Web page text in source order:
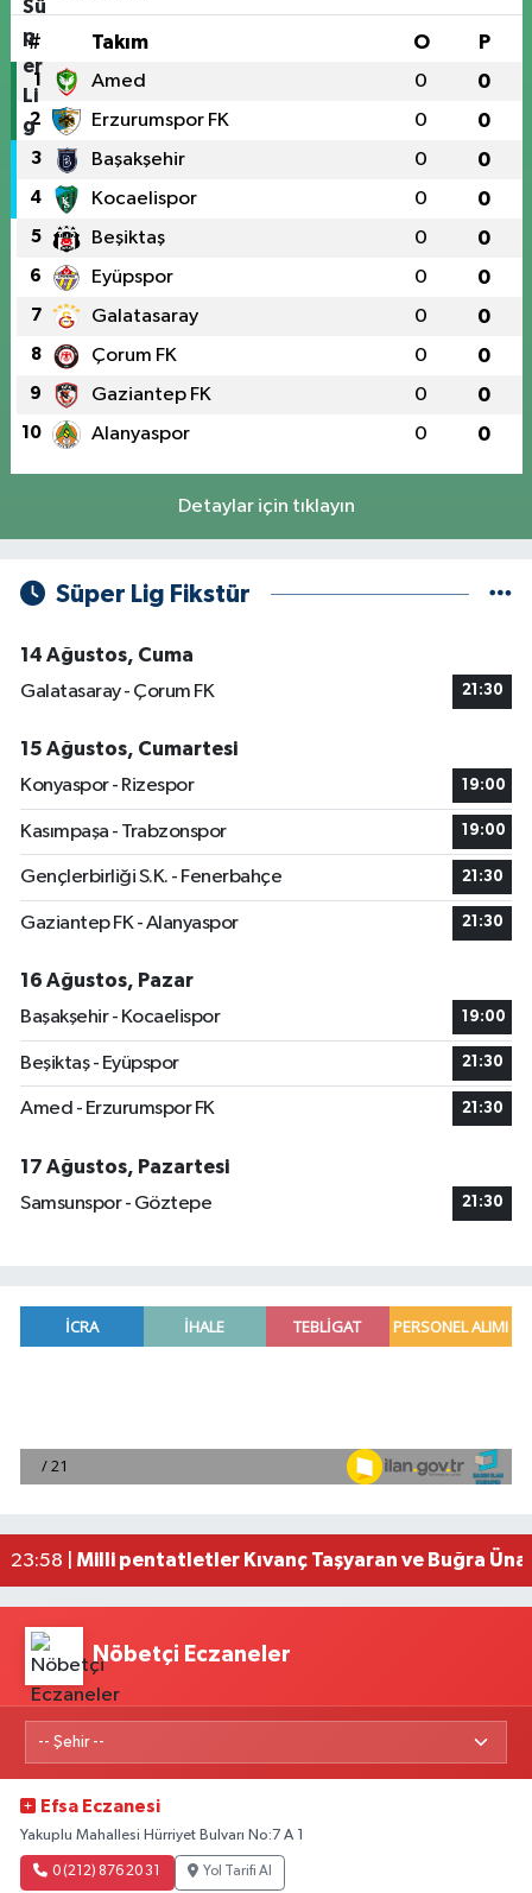
# Takım O P
1 Amed 0 0
2 Erzurumspor FK 0 0
3 Başakşehir 0 0
4 Kocaelispor 0 0
5 Beşiktaş 0 0
6 Eyüpspor 0 0
7 Galatasaray 0 0
8 Çorum FK 0 0
9 Gaziantep FK 0 0
10 Alanyaspor 0 0
Detaylar için tıklayın
Süper Lig Fikstür
14 Ağustos, Cuma
Galatasaray - Çorum FK
21:30
15 Ağustos, Cumartesi
Konyaspor - Rizespor
19:00
Kasımpaşa - Trabzonspor 19:00
Gençlerbirliği S.K. - Fenerbahçe 21:30
Gaziantep FK - Alanyaspor 21:30
16 Ağustos, Pazar
Başakşehir - Kocaelispor
19:00
Beşiktaş - Eyüpspor 21:30
Amed - Erzurumspor FK 21:30
17 Ağustos, Pazartesi
Samsunspor - Göztepe
21:30
00:39 |
Mersin'de uyuşturucu operasyonunda 190
23:58 | Milli pentatletler Kıvanç Taşyaran ve Buğra
Nöbetçi Eczaneler
Efsa Eczanesi
Yakuplu Mahallesi Hürriyet Bulvarı No:7 A 1
0 (212) 876 20 31 Yol Tarifi Al